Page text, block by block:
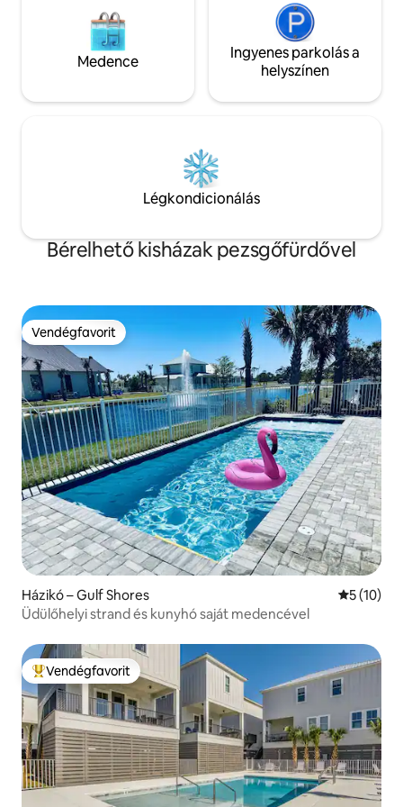
Medence
Ingyenes parkolás a
helyszínen
Légkondicionálás
Bérelhető kisházak pezsgőfürdővel
Vendégfavorit
Vendégfavorit
Házikó – Gulf Shores Átlagos
5 (10)
Üdülőhelyi strand és kunyhó saját medencével
Kiemelt vendégfavorit
Vendégfavorit